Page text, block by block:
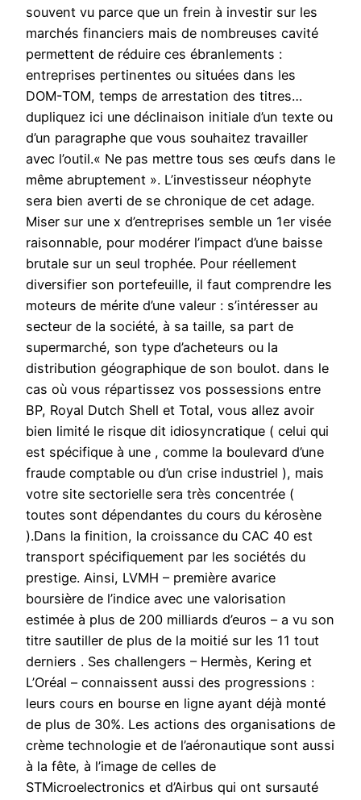
souvent vu parce que un frein à investir sur les
marchés financiers mais de nombreuses cavité
permettent de réduire ces ébranlements :
entreprises pertinentes ou situées dans les
DOM-TOM, temps de arrestation des titres…
dupliquez ici une déclinaison initiale d’un texte ou
d’un paragraphe que vous souhaitez travailler
avec l’outil.« Ne pas mettre tous ses œufs dans le
même abruptement ». L’investisseur néophyte
sera bien averti de se chronique de cet adage.
Miser sur une x d’entreprises semble un 1er visée
raisonnable, pour modérer l’impact d’une baisse
brutale sur un seul trophée. Pour réellement
diversifier son portefeuille, il faut comprendre les
moteurs de mérite d’une valeur : s’intéresser au
secteur de la société, à sa taille, sa part de
supermarché, son type d’acheteurs ou la
distribution géographique de son boulot. dans le
cas où vous répartissez vos possessions entre
BP, Royal Dutch Shell et Total, vous allez avoir
bien limité le risque dit idiosyncratique ( celui qui
est spécifique à une , comme la boulevard d’une
fraude comptable ou d’un crise industriel ), mais
votre site sectorielle sera très concentrée (
toutes sont dépendantes du cours du kérosène
).Dans la finition, la croissance du CAC 40 est
transport spécifiquement par les sociétés du
prestige. Ainsi, LVMH – première avarice
boursière de l’indice avec une valorisation
estimée à plus de 200 milliards d’euros – a vu son
titre sautiller de plus de la moitié sur les 11 tout
derniers . Ses challengers – Hermès, Kering et
L’Oréal – connaissent aussi des progressions :
leurs cours en bourse en ligne ayant déjà monté
de plus de 30%. Les actions des organisations de
crème technologie et de l’aéronautique sont aussi
à la fête, à l’image de celles de
STMicroelectronics et d’Airbus qui ont sursauté